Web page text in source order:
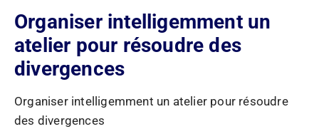
Organiser intelligemment un
atelier pour résoudre des
divergences
Organiser intelligemment un atelier pour résoudre
des divergences